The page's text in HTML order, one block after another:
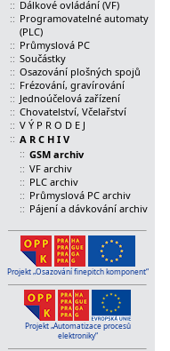
:: Dálkové ovládání (VF)
:: Programovatelné automaty
(PLC)
:: Průmyslová PC
:: Součástky
:: Osazování plošných spojů
:: Frézování, gravírování
:: Jednoúčelová zařízení
:: Chovatelství, Včelařství
:: V Ý P R O D E J
:: A R C H I V
:: GSM archiv
:: VF archiv
:: PLC archiv
:: Průmyslová PC archiv
:: Pájení a dávkování archiv
Projekt „Osazování finepitch komponent“
Projekt „Automatizace procesů
elektroniky“